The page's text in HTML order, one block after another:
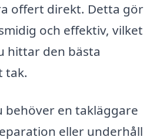
offert direkt. Detta gör
och effektiv, vilket
hittar den bästa
tak.
behöver en takläggare
eller underhåll